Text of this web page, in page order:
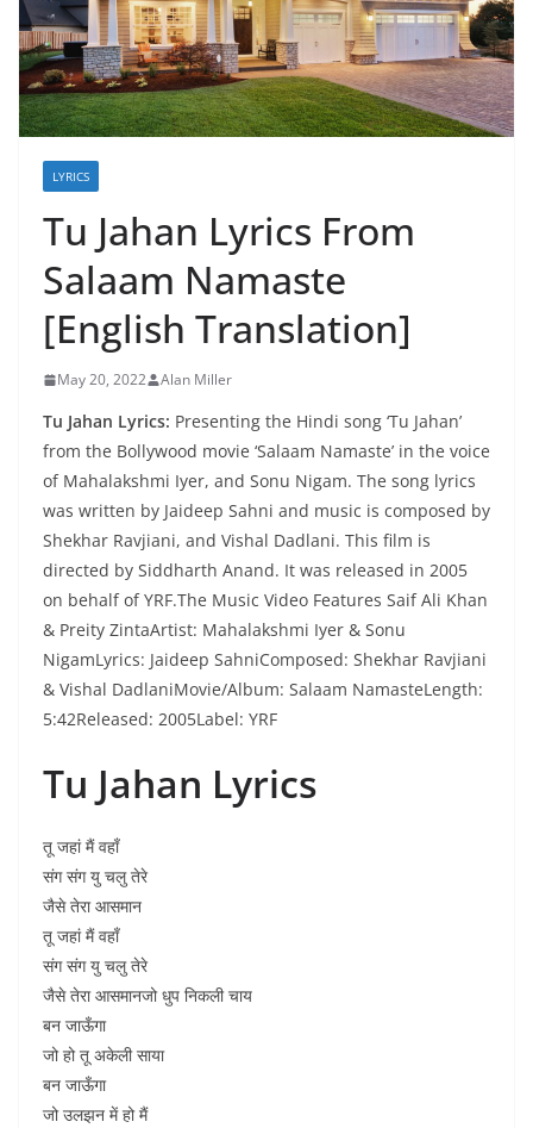
LYRICS
Tu Jahan Lyrics From
Salaam Namaste
[English Translation]
May 20, 2022 Alan Miller
Tu Jahan Lyrics: Presenting the Hindi song ‘Tu Jahan’
from the Bollywood movie ‘Salaam Namaste’ in the voice
of Mahalakshmi Iyer, and Sonu Nigam. The song lyrics
was written by Jaideep Sahni and music is composed by
Shekhar Ravjiani, and Vishal Dadlani. This film is
directed by Siddharth Anand. It was released in 2005
on behalf of YRF.The Music Video Features Saif Ali Khan
& Preity ZintaArtist: Mahalakshmi Iyer & Sonu
NigamLyrics: Jaideep SahniComposed: Shekhar Ravjiani
& Vishal DadlaniMovie/Album: Salaam NamasteLength:
5:42Released: 2005Label: YRF
Tu Jahan Lyrics
तू जहां मैं वहाँ
संग संग यु चलु तेरे
जैसे तेरा आसमान
तू जहां मैं वहाँ
संग संग यु चलु तेरे
जैसे तेरा आसमानजो धुप निकली चाय
बन जाऊँगा
जो हो तू अकेली साया
बन जाऊँगा
जो उलझन में हो मैं